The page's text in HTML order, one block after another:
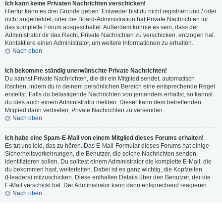
Ich kann keine Privaten Nachrichten verschicken!
Hierfür kann es drei Gründe geben: Entweder bist du nicht registriert und / oder
nicht angemeldet, oder die Board-Administration hat Private Nachrichten für
das komplette Forum ausgeschaltet. Außerdem könnte es sein, dass der
Administrator dir das Recht, Private Nachrichten zu verschicken, entzogen hat.
Kontaktiere einen Administrator, um weitere Informationen zu erhalten.
Nach oben
Ich bekomme ständig unerwünschte Private Nachrichten!
Du kannst Private Nachrichten, die dir ein Mitglied sendet, automatisch
löschen, indem du in deinem persönlichen Bereich eine entsprechende Regel
erstellst. Falls du belästigende Nachrichten von jemandem erhältst, so kannst
du dies auch einem Administrator melden. Dieser kann dem betreffenden
Mitglied dann verbieten, Private Nachrichten zu versenden.
Nach oben
Ich habe eine Spam-E-Mail von einem Mitglied dieses Forums erhalten!
Es tut uns leid, das zu hören. Das E-Mail-Formular dieses Forums hat einige
Sicherheitsvorkehrungen, die Benutzer, die solche Nachrichten senden,
identifizieren sollen. Du solltest einem Administrator die komplette E-Mail, die
du bekommen hast, weiterleiten. Dabei ist es ganz wichtig, die Kopfzeilen
(Headers) mitzuschicken. Diese enthalten Details über den Benutzer, der die
E-Mail verschickt hat. Der Administrator kann dann entsprechend reagieren.
Nach oben